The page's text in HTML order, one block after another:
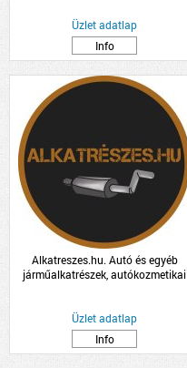
Üzlet adatlap
Info
Alkatreszes.hu. Autó és egyéb
járműalkatrészek, autókozmetikai
Üzlet adatlap
Info